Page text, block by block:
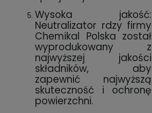
Wysoka jakość:
Neutralizator rdzy firmy
Chemikal Polska został
wyprodukowany z
najwyższej jakości
składników, aby
zapewnić najwyższą
skuteczność i ochronę
powierzchni.